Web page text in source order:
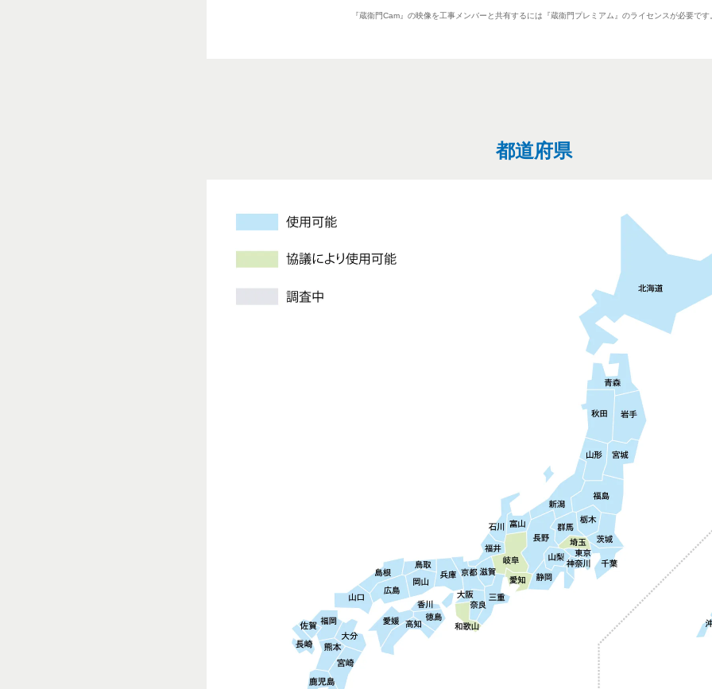
『蔵衞門Cam』の映像を工事メンバーと共有するには 『蔵衞門プレミアム』のライセンスが必要です
都道府県